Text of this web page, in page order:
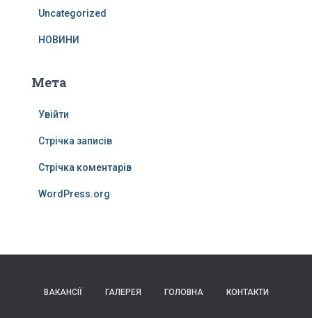
Uncategorized
НОВИНИ
Мета
Увійти
Стрічка записів
Стрічка коментарів
WordPress.org
ВАКАНСІЇ ГАЛЕРЕЯ ГОЛОВНА КОНТАКТИ